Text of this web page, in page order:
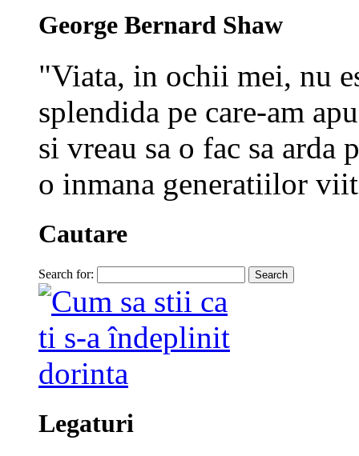
George Bernard Shaw
"Viata, in ochii mei, nu
splendida pe care-am
si vreau sa o fac sa
o inmana generatiilor
Cautare
Search for:
Legaturi